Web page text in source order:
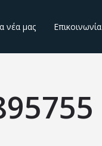
νέα μας Επικοινωνία